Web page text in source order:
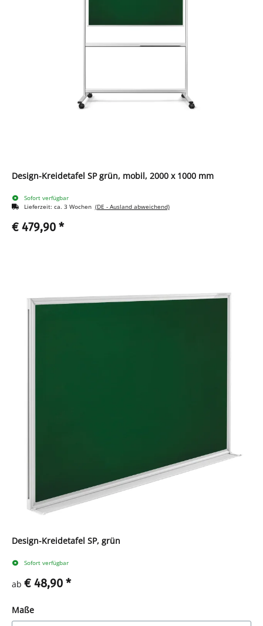
Design-Kreidetafel SP grün, mobil, 2000 x 1000 mm
Sofort verfügbar
Lieferzeit: ca. 3 Wochen (DE - Ausland abweichend)
€ 479,90 *
Design-Kreidetafel SP, grün
Sofort verfügbar
ab € 48,90 *
Maße